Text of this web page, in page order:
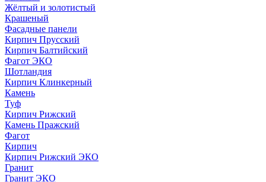
Жёлтый и золотистый
Крашеный
Фасадные панели
Кирпич Прусский
Кирпич Балтийский
Фагот ЭКО
Шотландия
Кирпич Клинкерный
Камень
Туф
Кирпич Рижский
Камень Пражский
Фагот
Кирпич
Кирпич Рижский ЭКО
Гранит
Гранит ЭКО